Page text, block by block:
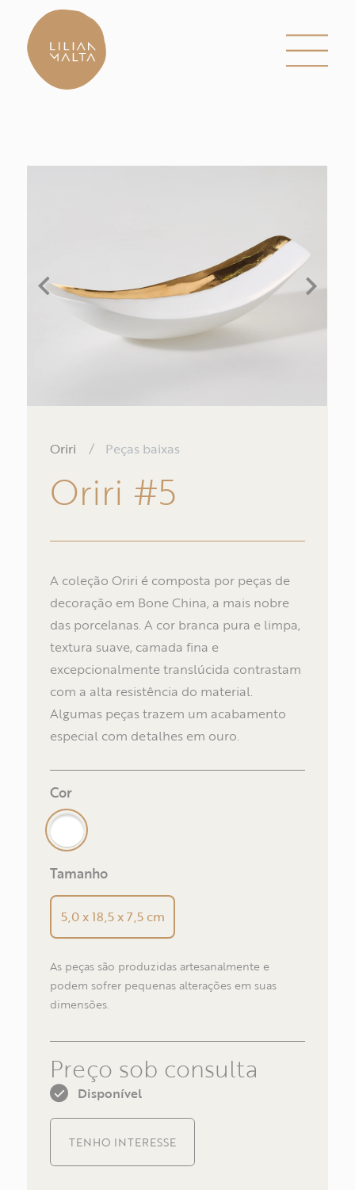
Oriri / Peças baixas
Oriri #5
A coleção Oriri é composta por peças de
decoração em Bone China, a mais nobre
das porcelanas. A cor branca pura e limpa,
textura suave, camada fina e
excepcionalmente translúcida contrastam
com a alta resistência do material.
Algumas peças trazem um acabamento
especial com detalhes em ouro.
Cor
Tamanho
5,0 x 18,5 x 7,5 cm
As peças são produzidas artesanalmente e
podem sofrer pequenas alterações em suas
dimensões.
Preço sob consulta
Disponível
TENHO INTERESSE